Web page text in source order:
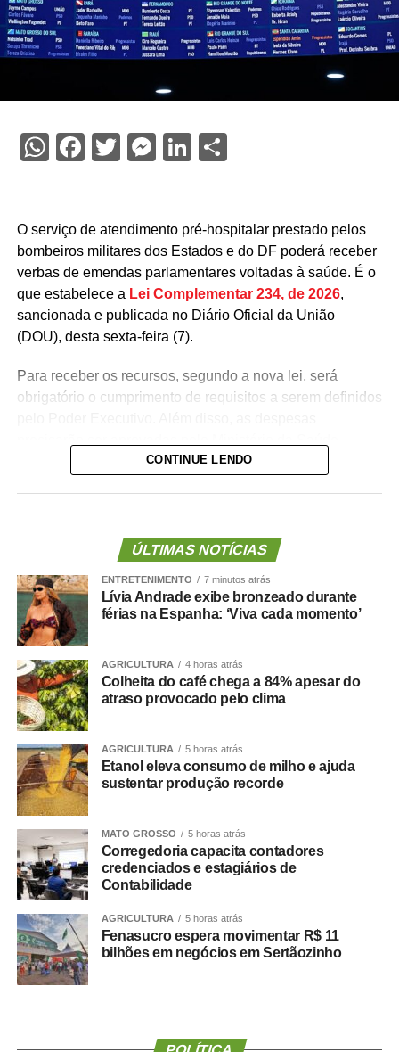
WhatsApp
Facebook
TwitterMessenger
LinkedIn
O serviço de atendimento pré-hospitalar prestado pelos
bombeiros militares dos Estados e do DF poderá receber
verbas de emendas parlamentares voltadas à saúde. É o
que estabelece a Lei Complementar 234, de 2026,
sancionada e publicada no Diário Oficial da União
(DOU), desta sexta-feira (7).
Para receber os recursos, segundo a nova lei, será
obrigatório o cumprimento de requisitos a serem definidos
A lei proíbe o uso dessas emendas para pagamento de
não seja relativo ao atendimento pré-hospitalar.
Com origem noProjeto de Lei Complementar (PLP)
18/2021, de autoria do deputado Guilherme Derrite (PP-
SP), a matéria foi
aprovada no Senado em julho
ano, com parecer favorável do senador Nelsinho Trad
(PSD-MS).
Agência Senado (Reprodução autorizada mediante
citação da Agência Senado)
Fonte:Agência Senado
COMENTE ABAIXO:
WhatsApp
Facebook
Twitter
Messenger
LinkedIn
Share
CONTINUE LENDO
ÚLTIMAS NOTÍCIAS
ENTRETENIMENTO 7 minutos atrás
Lívia Andrade exibe bronzeado durante
férias na Espanha: ‘Viva cada momento’
AGRICULTURA 4 horas atrás
Colheita do café chega a 84% apesar do
atraso provocado pelo clima
AGRICULTURA 5 horas atrás
Etanol eleva consumo de milho e ajuda
sustentar produção recorde
MATO GROSSO 5 horas atrás
Corregedoria capacita contadores
credenciados e estagiários de
Contabilidade
AGRICULTURA 5 horas atrás
Fenasucro espera movimentar R$ 11
bilhões em negócios em Sertãozinho